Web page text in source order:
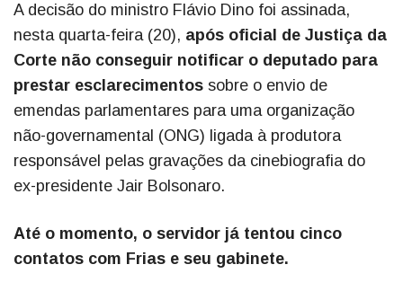
A decisão do ministro Flávio Dino foi assinada,
nesta quarta-feira (20), após oficial de Justiça da
Corte não conseguir notificar o deputado para
prestar esclarecimentos sobre o envio de
emendas parlamentares para uma organização
não-governamental (ONG) ligada à produtora
responsável pelas gravações da cinebiografia do
ex-presidente Jair Bolsonaro.
Até o momento, o servidor já tentou cinco
contatos com Frias e seu gabinete.